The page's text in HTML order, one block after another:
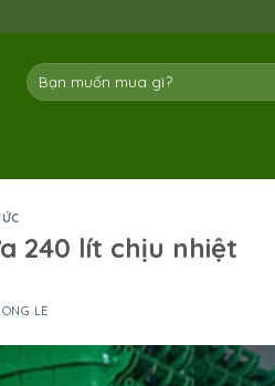
Tìm
kiếm:
240 lít chịu nhiệt
LE